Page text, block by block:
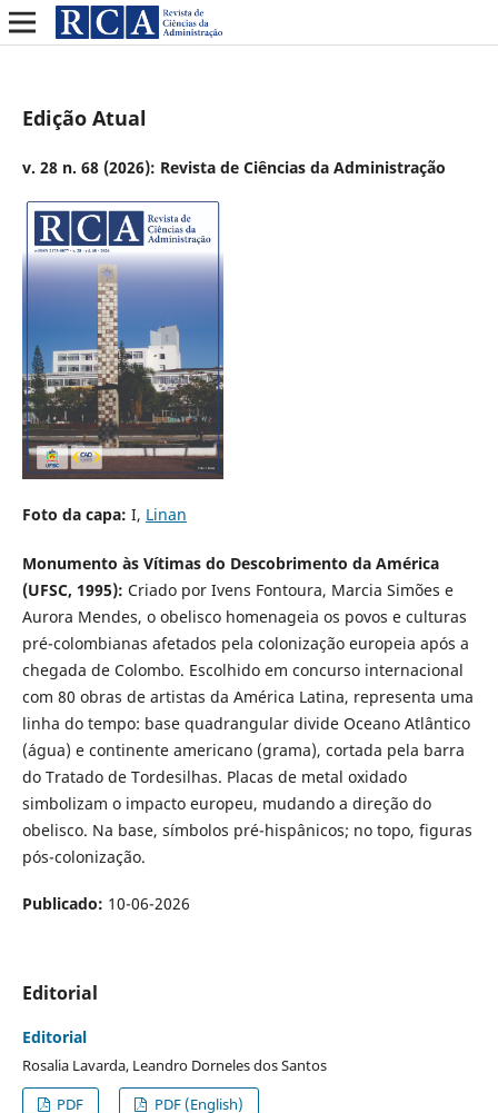
Edição Atual
v. 28 n. 68 (2026): Revista de Ciências da Administração
Foto da capa: I, Linan
Monumento às Vítimas do Descobrimento da América
(UFSC, 1995): Criado por Ivens Fontoura, Marcia Simões e
Aurora Mendes, o obelisco homenageia os povos e culturas
pré-colombianas afetados pela colonização europeia após a
chegada de Colombo. Escolhido em concurso internacional
com 80 obras de artistas da América Latina, representa uma
linha do tempo: base quadrangular divide Oceano Atlântico
(água) e continente americano (grama), cortada pela barra
do Tratado de Tordesilhas. Placas de metal oxidado
simbolizam o impacto europeu, mudando a direção do
obelisco. Na base, símbolos pré-hispânicos; no topo, figuras
pós-colonização.
Publicado: 10-06-2026
Editorial
Editorial
Rosalia Lavarda, Leandro Dorneles dos Santos
PDF
PDF (English)